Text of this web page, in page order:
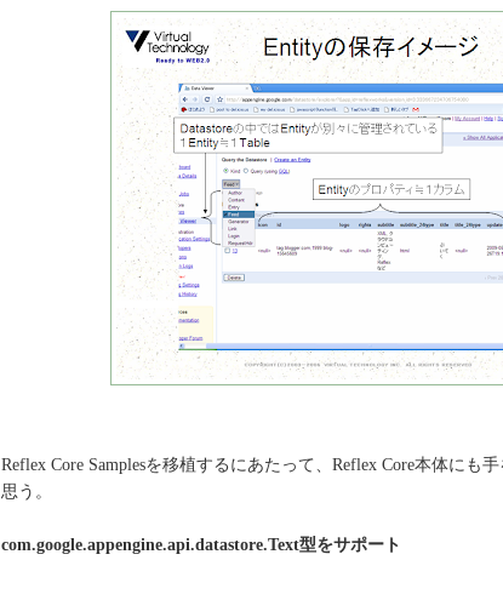
Reflex Core Samplesを移植するにあたって、Reflex Core本体にも
思う。
com.google.appengine.api.datastore.Text型をサポート